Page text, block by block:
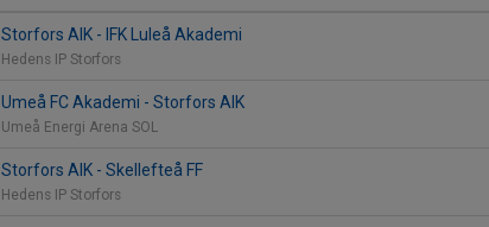
Storfors AIK - IFK Luleå Akademi
Hedens IP Storfors
Umeå FC Akademi - Storfors AIK
Umeå Energi Arena SOL
Storfors AIK - Skellefteå FF
Hedens IP Storfors